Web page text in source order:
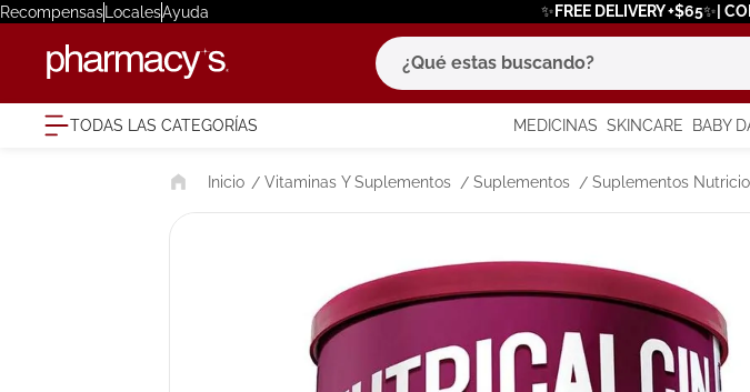
RecompensasLocalesAyuda ✨FREE DELIVERY +$65✨|
¿Qué estas buscando?
TODAS LAS CATEGORÍAS MEDICINAS SKINCARE BABY
Vitaminas Y Suplementos Suplementos Suplementos
términos más buscados
1. eucerin
3. pilexil
4. bioderma
cerave
degraler